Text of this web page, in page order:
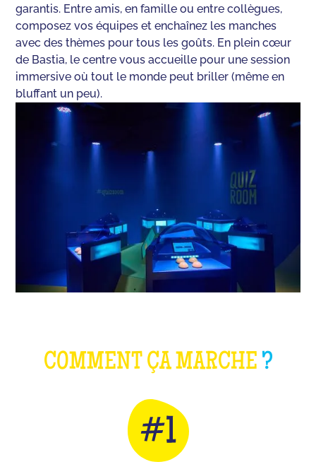
garantis. Entre amis, en famille ou entre collègues,
composez vos équipes et enchaînez les manches
avec des thèmes pour tous les goûts. En plein cœur
de Bastia, le centre vous accueille pour une session
immersive où tout le monde peut briller (même en
bluffant un peu).
COMMENT ÇA MARCHE ?